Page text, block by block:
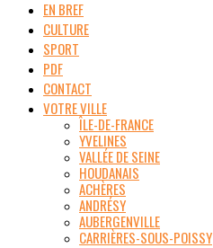
EN BREF
CULTURE
SPORT
PDF
CONTACT
VOTRE VILLE
ÎLE-DE-FRANCE
YVELINES
VALLÉE DE SEINE
HOUDANAIS
ACHÈRES
ANDRÉSY
AUBERGENVILLE
CARRIÈRES-SOUS-POISSY